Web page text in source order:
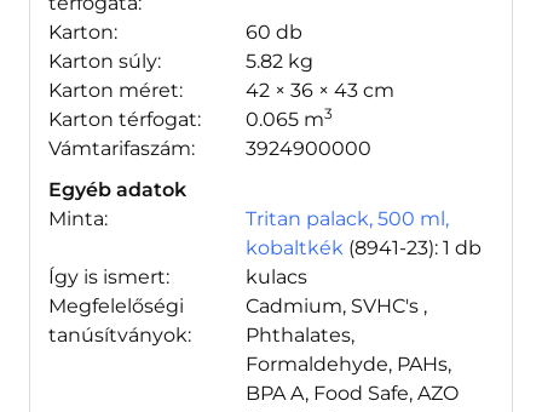
Karton:
60 db
Karton súly:
5.82 kg
Karton méret:
42 × 36 × 43 cm
Karton térfogat:
0.065 m3
Vámtarifaszám:
3924900000
Egyéb adatok
Minta:
Tritan palack, 500 ml,
kobaltkék (8941-23): 1 db
Így is ismert:
kulacs
Megfelelőségi
tanúsítványok:
Cadmium, SVHC's ,
Phthalates,
Formaldehyde, PAHs,
BPA A, Food Safe, AZO